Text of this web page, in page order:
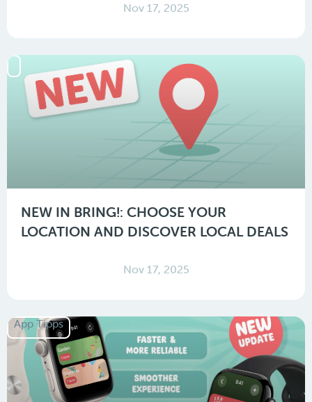
Nov 17, 2025
NEW IN BRING!: CHOOSE YOUR
LOCATION AND DISCOVER LOCAL DEALS
Nov 17, 2025
App Tipps